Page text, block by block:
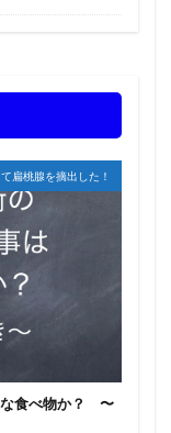
扁桃腺を摘出した！
な食べ物か？ 〜